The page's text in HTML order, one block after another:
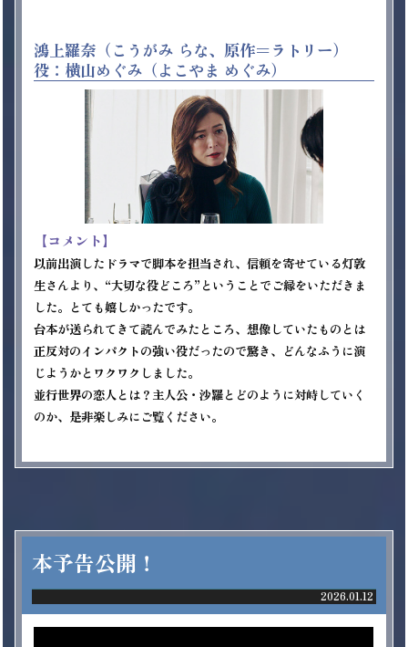
鴻上羅奈（こうがみ らな、原作＝ラトリー）
役：横山めぐみ（よこやま めぐみ）
【コメント】
以前出演したドラマで脚本を担当され、信頼を寄せている灯敦
生さんより、“大切な役どころ”ということでご縁をいただきま
した。とても嬉しかったです。
台本が送られてきて読んでみたところ、想像していたものとは
正反対のインパクトの強い役だったので驚き、どんなふうに演
じようかとワクワクしました。
並行世界の恋人とは？主人公・沙羅とどのように対峙していく
のか、是非楽しみにご覧ください。
本予告公開！
2026.01.12